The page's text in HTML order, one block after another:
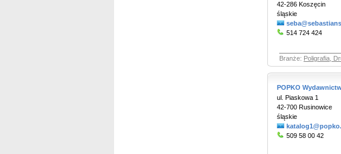
42-286 Koszęcin
śląskie
514 724 424
Branże: Poligrafia,
POPKO
ul. Piaskowa 1
42-700 Rusinowice
śląskie
509 58 00 42